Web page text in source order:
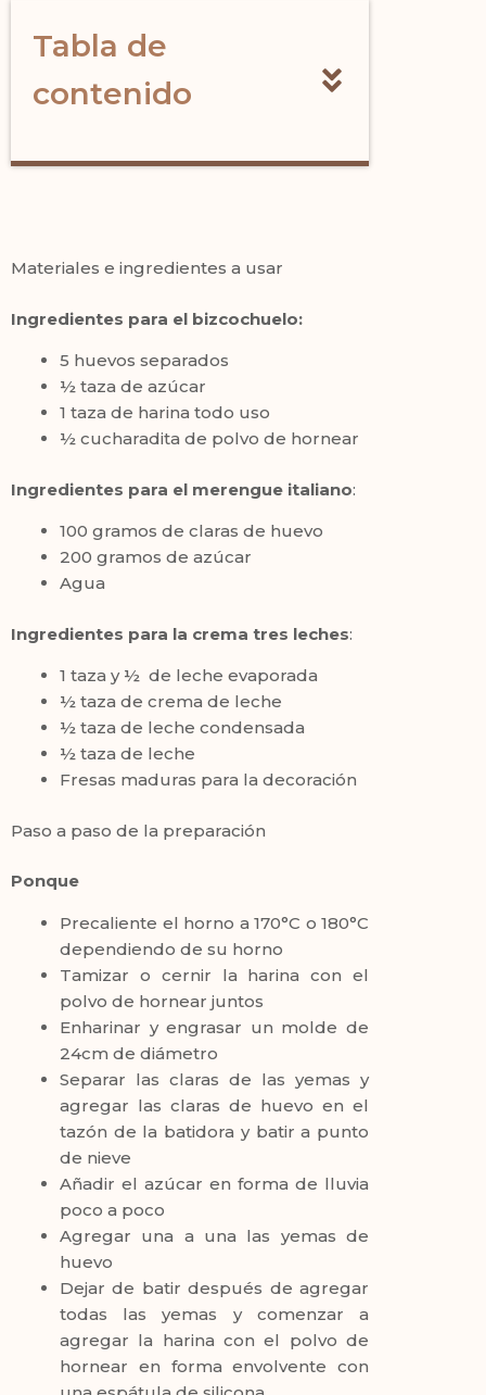
Tabla de
contenido
Materiales e ingredientes a usar
Ingredientes para el bizcochuelo:
5 huevos separados
½ taza de azúcar
1 taza de harina todo uso
½ cucharadita de polvo de hornear
Ingredientes para el merengue italiano:
100 gramos de claras de huevo
200 gramos de azúcar
Agua
Ingredientes para la crema tres leches:
1 taza y ½ de leche evaporada
½ taza de crema de leche
½ taza de leche condensada
½ taza de leche
Fresas maduras para la decoración
Paso a paso de la preparación
Ponque
Precaliente el horno a 170°C o 180°C
dependiendo de su horno
Tamizar o cernir la harina con el
polvo de hornear juntos
Enharinar y engrasar un molde de
24cm de diámetro
Separar las claras de las yemas y
agregar las claras de huevo en el
tazón de la batidora y batir a punto
de nieve
Añadir el azúcar en forma de lluvia
poco a poco
Agregar una a una las yemas de
huevo
Dejar de batir después de agregar
todas las yemas y comenzar a
agregar la harina con el polvo de
hornear en forma envolvente con